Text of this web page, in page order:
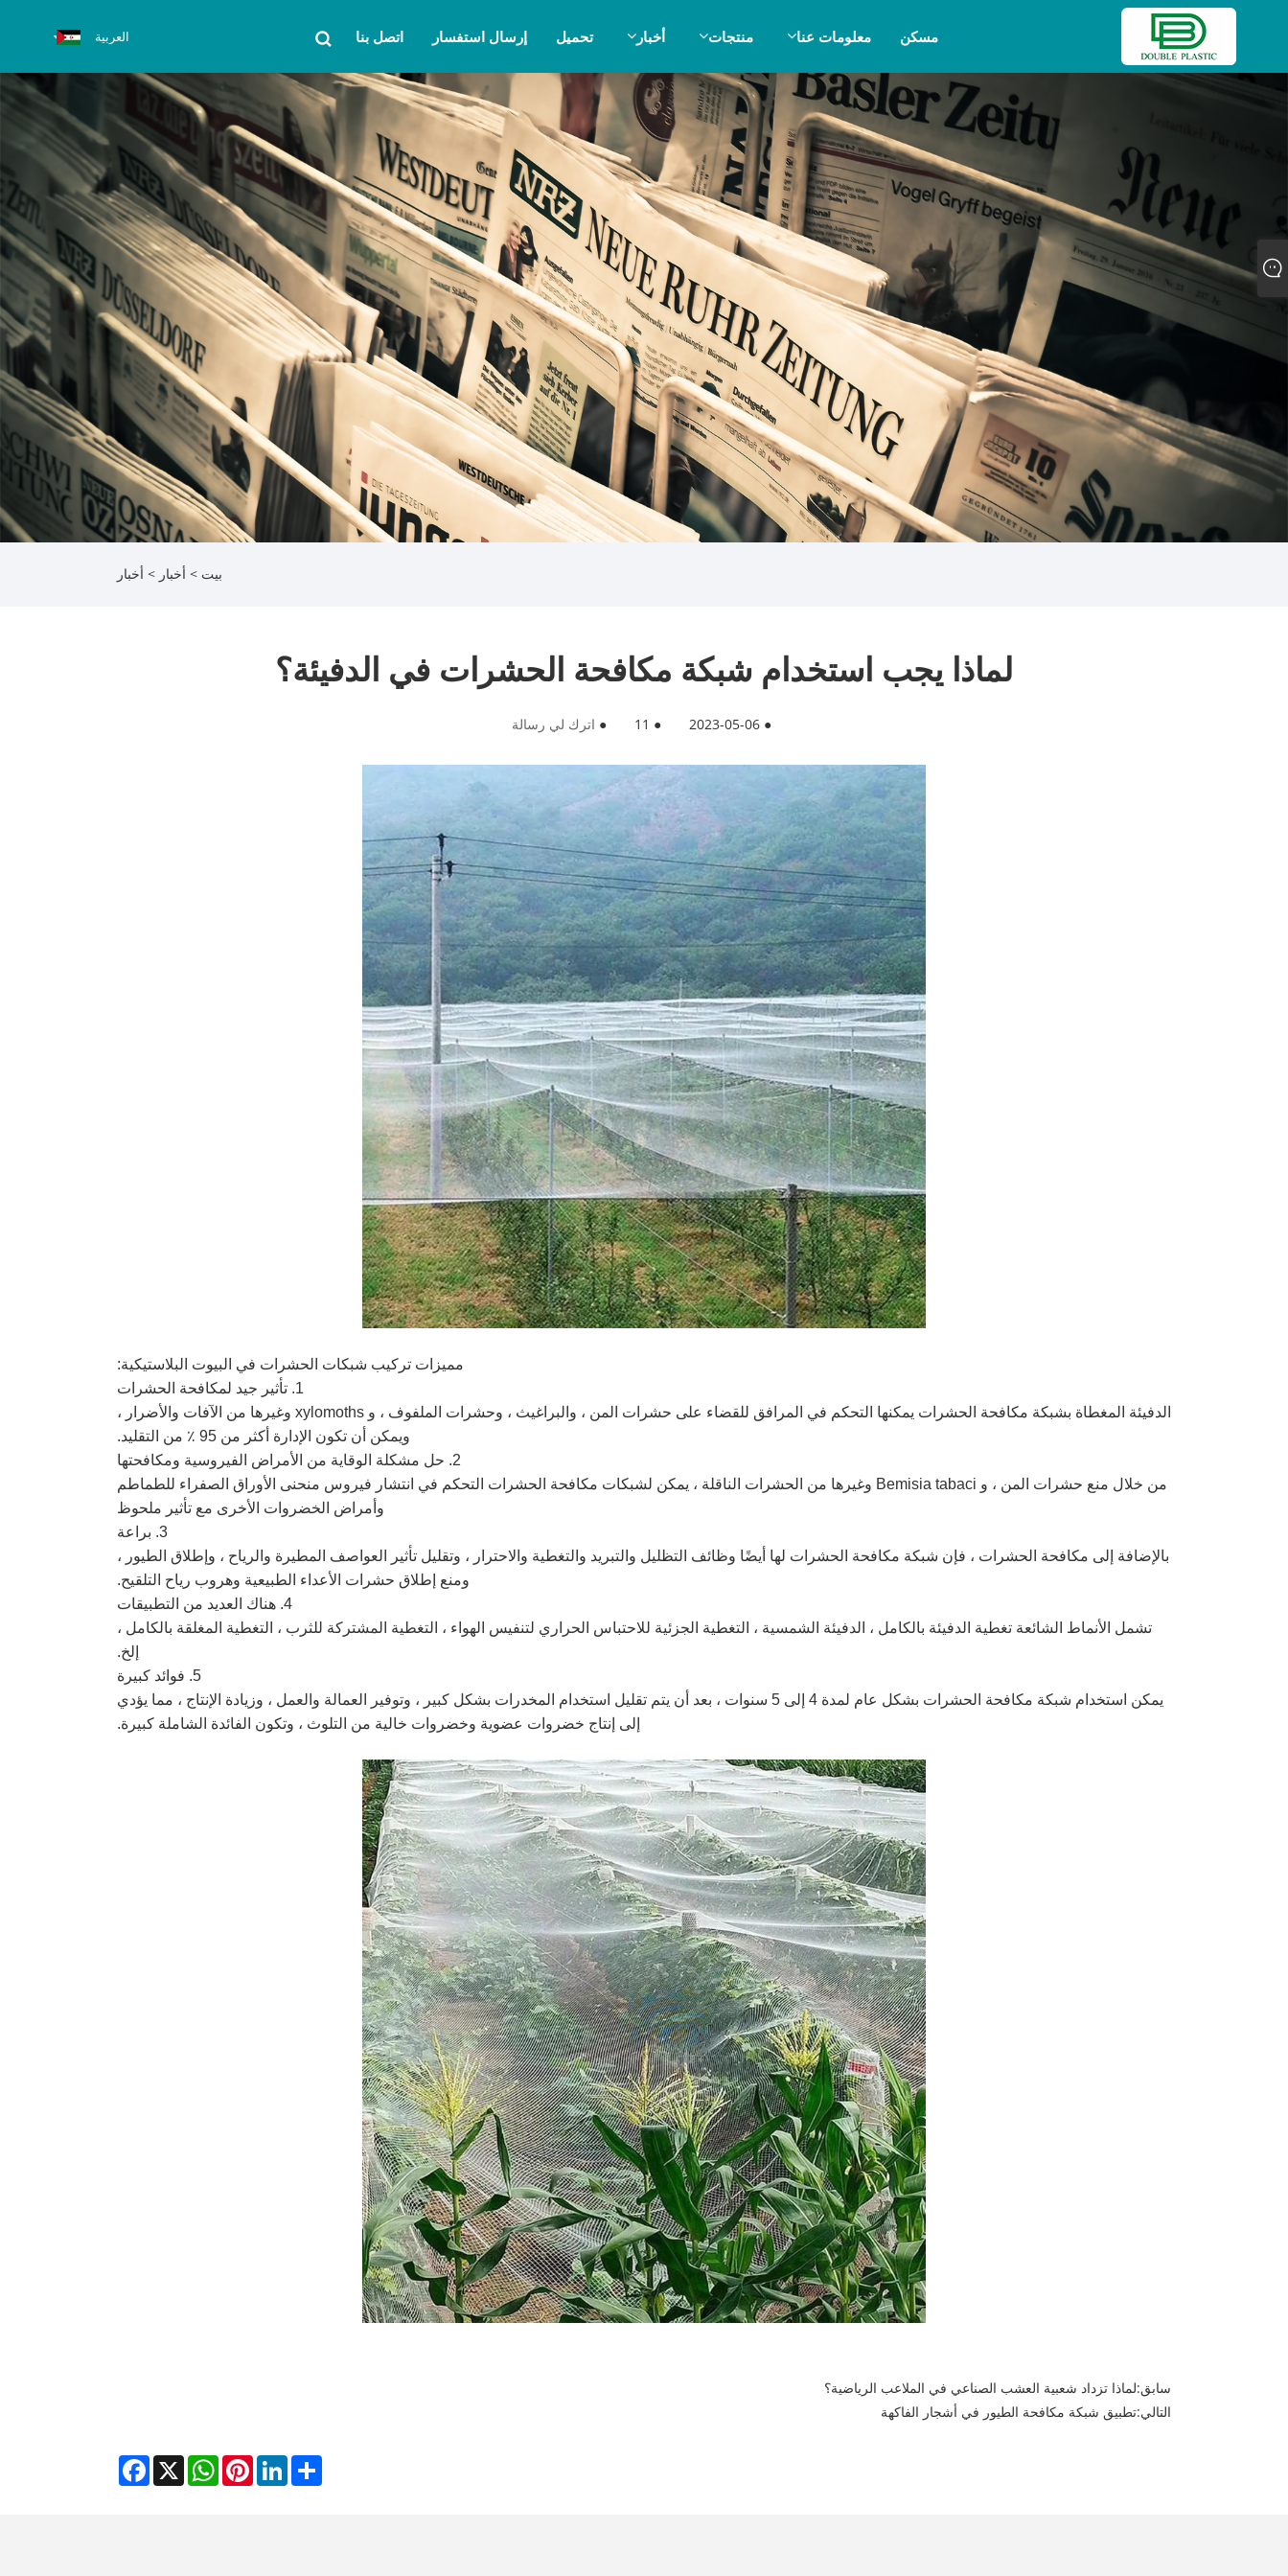
مسكن معلومات عنا منتجات أخبار تحميل إرسال استفسار اتصل بنا العربية
بيت > أخبار > أخبار
لماذا يجب استخدام شبكة مكافحة الحشرات في الدفيئة؟
●
2023-05-06
●
11
● اترك لي رسالة
مميزات تركيب شبكات الحشرات في البيوت البلاستيكية:
1. تأثير جيد لمكافحة الحشرات
الدفيئة المغطاة بشبكة مكافحة الحشرات يمكنها التحكم في المرافق للقضاء على حشرات المن ، والبراغيث ، وحشرات الملفوف ، و xylomoths وغيرها من الآفات والأضرار ،
ويمكن أن تكون الإدارة أكثر من 95 ٪ من التقليد.
2. حل مشكلة الوقاية من الأمراض الفيروسية ومكافحتها
من خلال منع حشرات المن ، و Bemisia tabaci وغيرها من الحشرات الناقلة ، يمكن لشبكات مكافحة الحشرات التحكم في انتشار فيروس منحنى الأوراق الصفراء للطماطم
وأمراض الخضروات الأخرى مع تأثير ملحوظ
3. براعة
بالإضافة إلى مكافحة الحشرات ، فإن شبكة مكافحة الحشرات لها أيضًا وظائف التظليل والتبريد والتغطية والاحترار ، وتقليل تأثير العواصف المطيرة والرياح ، وإطلاق الطيور ،
ومنع إطلاق حشرات الأعداء الطبيعية وهروب رياح التلقيح.
4. هناك العديد من التطبيقات
تشمل الأنماط الشائعة تغطية الدفيئة بالكامل ، الدفيئة الشمسية ، التغطية الجزئية للاحتباس الحراري لتنفيس الهواء ، التغطية المشتركة للثرب ، التغطية المغلقة بالكامل ،
إلخ.
5. فوائد كبيرة
يمكن استخدام شبكة مكافحة الحشرات بشكل عام لمدة 4 إلى 5 سنوات ، بعد أن يتم تقليل استخدام المخدرات بشكل كبير ، وتوفير العمالة والعمل ، وزيادة الإنتاج ، مما يؤدي
إلى إنتاج خضروات عضوية وخضروات خالية من التلوث ، وتكون الفائدة الشاملة كبيرة.
سابق:لماذا تزداد شعبية العشب الصناعي في الملاعب الرياضية؟
التالي:تطبيق شبكة مكافحة الطيور في أشجار الفاكهة
Facebook X
WhatsAppPinterestLinkedInShare